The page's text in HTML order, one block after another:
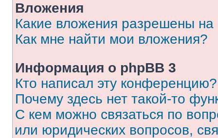
Вложения
Какие вложения разрешены
Как мне найти мои вложения?
Информация о phpBB 3
Кто написал эту конференцию?
Почему здесь нет такой-то
С кем можно связаться по
или юридических вопросов,